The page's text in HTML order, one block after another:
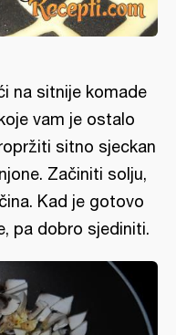
na sitnije komade
vam je ostalo
sitno sjeckan
Začiniti solju,
Kad je gotovo
pa dobro sjediniti.